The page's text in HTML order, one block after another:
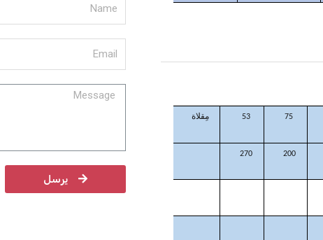
75
53 مِقلاة
200
270
يرسل